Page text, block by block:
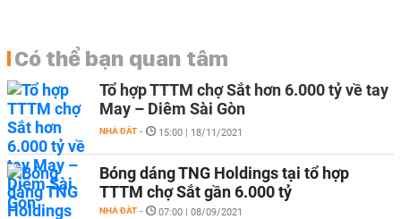
Có thể bạn quan tâm
Tổ hợp TTTM chợ Sắt hơn 6.000 tỷ về tay
May – Diêm Sài Gòn
NHÀ ĐẤT - 15:00 | 18/11/2021
Bóng dáng TNG Holdings tại tổ hợp
TTTM chợ Sắt gần 6.000 tỷ
NHÀ ĐẤT - 07:00 | 08/09/2021